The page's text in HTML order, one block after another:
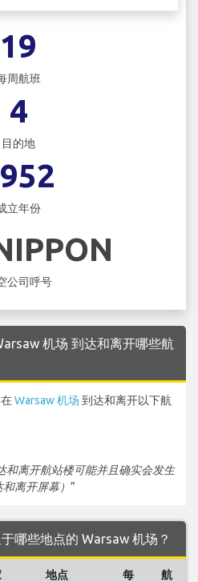
19
周航班
4
目的地
立年份
公司呼号
机场 到达和离开哪些航
Warsaw 机场 到达和离开以下航
和离开航站楼可能并且确实会发生
离开屏幕） ”
哪些地点的 Warsaw 机场？
地点
每
航